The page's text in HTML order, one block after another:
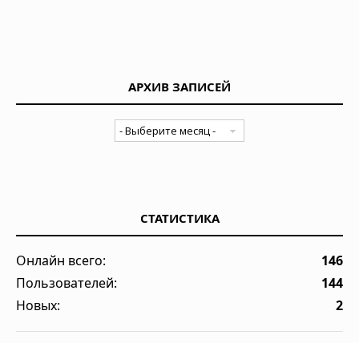
АРХИВ ЗАПИСЕЙ
СТАТИСТИКА
Онлайн всего:
146
Пользователей:
144
Новых:
2